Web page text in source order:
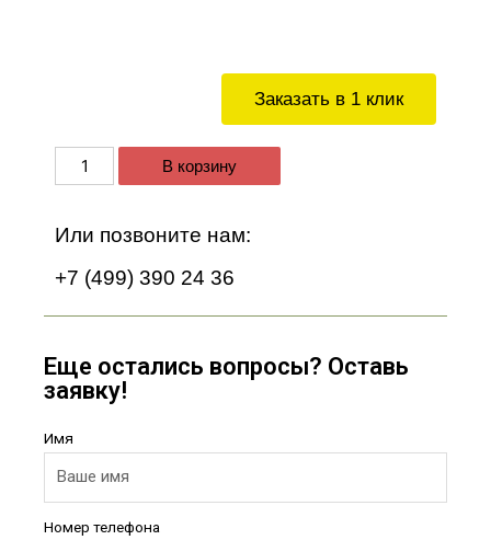
Заказать в 1 клик
В корзину
Или позвоните нам:
+7 (499) 390 24 36
Еще остались вопросы? Оставь
заявку!
Имя
Номер телефона